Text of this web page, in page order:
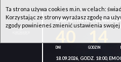
WKK ACTIVE HOTEL
18.09.2026, GODZ. 18:00,
Ta strona używa cookies m.in. w celach:
Korzystając ze strony wyrażasz zgodę na
zgody powinieneś zmienić ustawienia swojej